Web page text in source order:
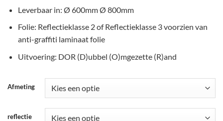
Leverbaar in: Ø 600mm Ø 800mm
Folie: Reflectieklasse 2 of Reflectieklasse 3 voorzien van
anti-graffiti laminaat folie
Uitvoering: DOR (D)ubbel (O)mgezette (R)and
Afmeting
reflectie